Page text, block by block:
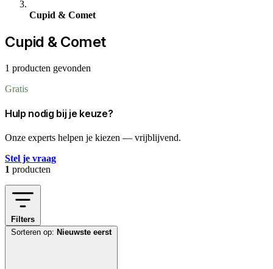
Cupid & Comet
Cupid & Comet
1 producten gevonden
Gratis
Hulp nodig bij je keuze?
Onze experts helpen je kiezen — vrijblijvend.
Stel je vraag
1 producten
Filters
Sorteren op: Nieuwste eerst